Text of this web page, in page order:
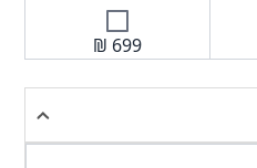
₪ 699